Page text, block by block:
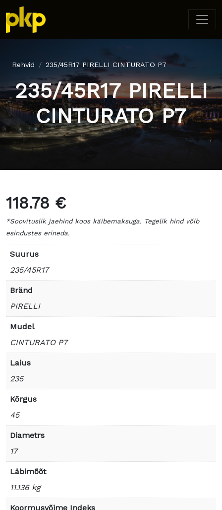
Rehvid 235/45R17 PIRELLI CINTURATO P7
235/45R17 PIRELLI
CINTURATO P7
118.78 €
*Soovituslik jaehind koos käibemaksuga. Tegelik hind võib
esindustes erineda.
Suurus
235/45R17
Bränd
PIRELLI
Mudel
CINTURATO P7
Laius
235
Kõrgus
45
Diametrs
17
Läbimõõt
11.136 kg
Koormusvõime Indeks